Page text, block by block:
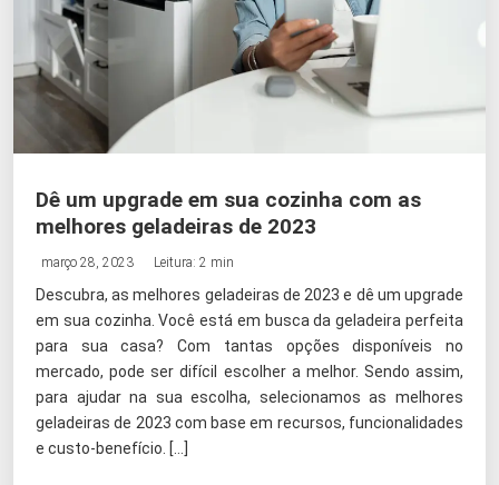
Dê um upgrade em sua cozinha com as
melhores geladeiras de 2023
março 28, 2023 Leitura: 2 min
Descubra, as melhores geladeiras de 2023 e dê um upgrade
em sua cozinha. Você está em busca da geladeira perfeita
para sua casa? Com tantas opções disponíveis no
mercado, pode ser difícil escolher a melhor. Sendo assim,
para ajudar na sua escolha, selecionamos as melhores
geladeiras de 2023 com base em recursos, funcionalidades
e custo-benefício. […]